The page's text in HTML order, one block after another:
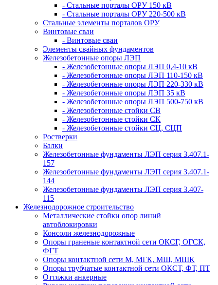
- Стальные порталы ОРУ 150 кВ
- Стальные порталы ОРУ 220-500 кВ
Стальные элементы порталов ОРУ
Винтовые сваи
- Винтовые сваи
Элементы свайных фундаментов
Железобетонные опоры ЛЭП
- Железобетонные опоры ЛЭП 0,4-10 кВ
- Железобетонные опоры ЛЭП 110-150 кВ
- Железобетонные опоры ЛЭП 220-330 кВ
- Железобетонные опоры ЛЭП 35 кВ
- Железобетонные опоры ЛЭП 500-750 кВ
- Железобетонные стойки СВ
- Железобетонные стойки СК
- Железобетонные стойки СЦ, СЦП
Ростверки
Балки
Железобетонные фундаменты ЛЭП серия 3.407.1-
157
Железобетонные фундаменты ЛЭП серия 3.407.1-
144
Железобетонные фундаменты ЛЭП серия 3.407-
115
Железнодорожное строительство
Металлические стойки опор линий
автоблокировки
Консоли железнодорожные
Опоры граненые контактной сети ОКСГ, ОГСК,
ФГТ
Опоры контактной сети М, МГК, МШ, МШК
Опоры трубчатые контактной сети ОКСТ, ФТ, ПТ
Оттяжки анкерные